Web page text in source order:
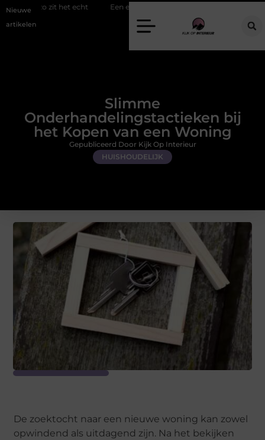
Nieuwe
artikelen
echt Een energiezuinige hanglamp kopen in Gelderland
Slimme
Onderhandelingstactieken bij
het Kopen van een Woning
HUISHOUDELIJK
Gepubliceerd Door Kijk Op Interieur
De zoektocht naar een nieuwe woning kan zowel
opwindend als uitdagend zijn. Na het bekijken